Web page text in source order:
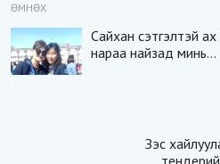
ӨМНӨХ
Сайхан сэтгэлтэй ах
нараа найзад минь
Зэс